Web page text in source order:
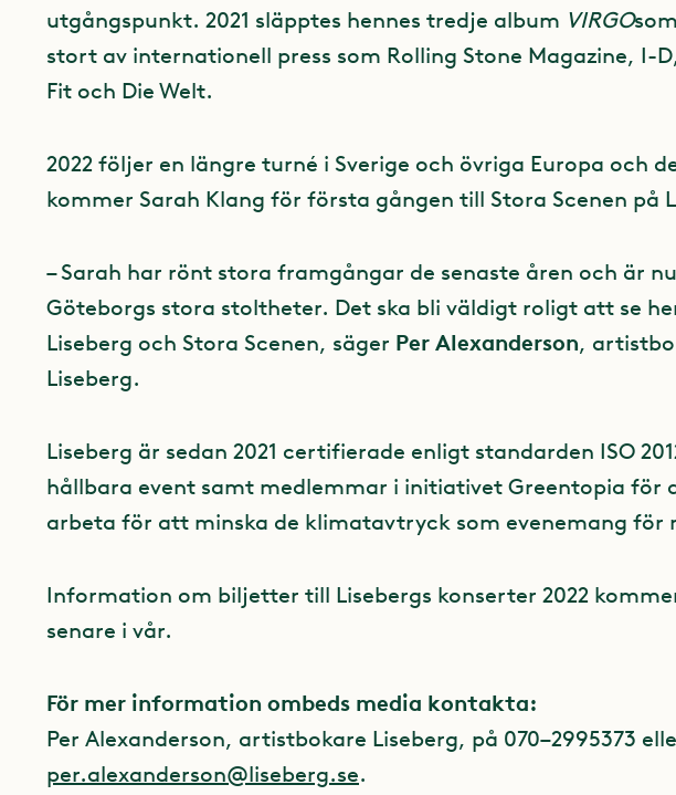
utgångspunkt. 2021 släpptes hennes tredje album VIRGO
stort av internationell press som Rolling Stone Magazine, I-
Fit och Die Welt.
2022 följer en längre turné i Sverige och övriga Europa och
kommer Sarah Klang för första gången till Stora Scenen på
– Sarah har rönt stora framgångar de senaste åren och är
Göteborgs stora stoltheter. Det ska bli väldigt roligt att se
Liseberg och Stora Scenen, säger Per Alexanderson,
Liseberg.
Liseberg är sedan 2021 certifierade enligt standarden ISO
hållbara event samt medlemmar i initiativet Greentopia för
arbeta för att minska de klimatavtryck som evenemang för
Information om biljetter till Lisebergs konserter 2022
senare i vår.
För mer information ombeds media kontakta:
Per Alexanderson, artistbokare Liseberg, på 070–2995373
per.alexanderson@liseberg.se.